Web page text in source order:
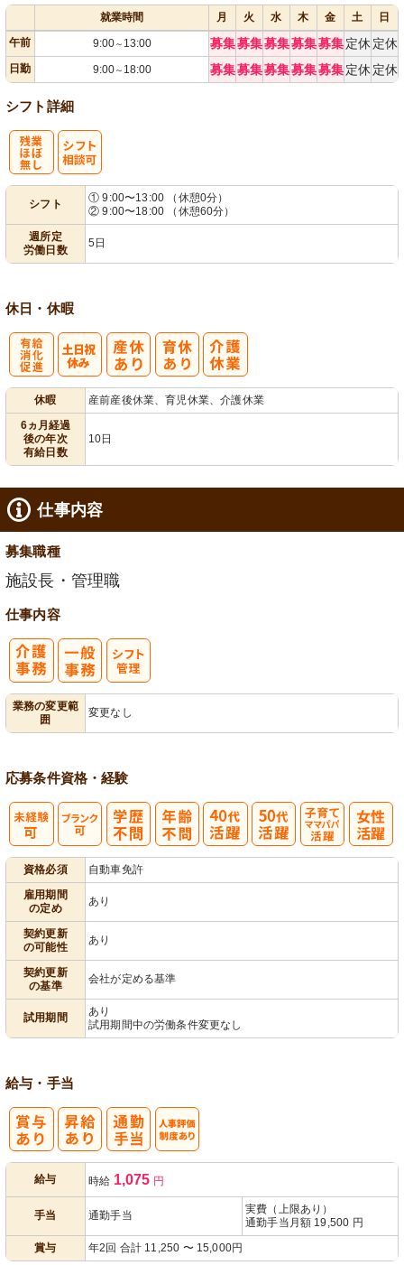
就業時間 月 火 水 木 金 土
日
午前
9:00～ 13:00 募集募集募集募集募集 定休 定休
日勤 9:00～ 18:00 募集募集募集募集募集 定休 定休
シフト詳細
シフト
① 9:00〜13:00 （休憩0分）
② 9:00〜18:00 （休憩60分）
週所定
労働日数
5日
休日・休暇
休暇
産前産後休業、育児休業、介護休業
6ヵ月経過
後の年次
有給日数
10日
仕事内容
募集職種
施設長・管理職
仕事内容
業務の変更範
囲
変更なし
応募条件資格・経験
資格必須
自動車免許
雇用期間
の定め
あり
契約更新
の可能性
あり
契約更新
の基準
会社が定める基準
試用期間
あり
試用期間中の労働条件変更なし
給与・手当
給与 時給 1,075 円
手当 通勤手当
実費（上限あり）
通勤手当月額 19,500 円
賞与
年2回 合計 11,250 〜 15,000円